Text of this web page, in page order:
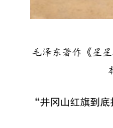
毛泽东著作《星
“井冈山红旗到底